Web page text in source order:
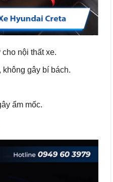
nội thất xe.
gây bí bách.
ẩm mốc.